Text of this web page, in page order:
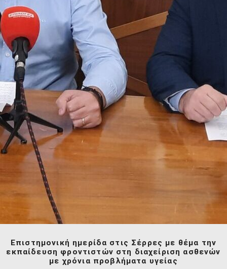
Επιστημονική ημερίδα στις Σέρρες με θέμα την
εκπαίδευση φροντιστών στη διαχείριση ασθενών
με χρόνια προβλήματα υγείας